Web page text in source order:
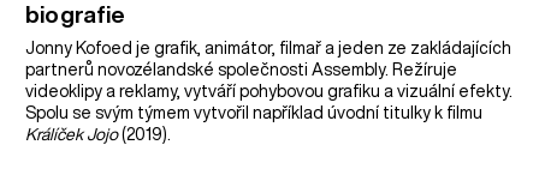
biografie
Jonny Kofoed je grafik, animátor, filmař a jeden ze zakládajících
partnerů novozélandské společnosti Assembly. Režíruje
videoklipy a reklamy, vytváří pohybovou grafiku a vizuální efekty.
Spolu se svým týmem vytvořil například úvodní titulky k filmu
Králíček Jojo(2019).